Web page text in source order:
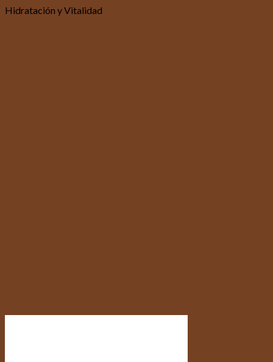
Hidratación y Vitalidad